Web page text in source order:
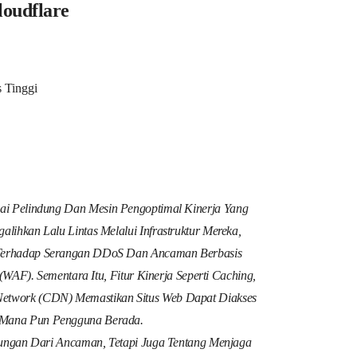
Tinggi
Pelindung Dan Mesin Pengoptimal Kinerja Yang
Lalu Lintas Melalui Infrastruktur Mereka,
Serangan DDoS Dan Ancaman Berbasis
Sementara Itu, Fitur Kinerja Seperti Caching,
(CDN) Memastikan Situs Web Dapat Diakses
Pun Pengguna Berada.
Dari Ancaman, Tetapi Juga Tentang Menjaga